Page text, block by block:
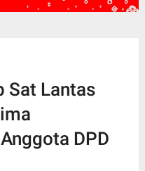
Sat Lantas
DPD